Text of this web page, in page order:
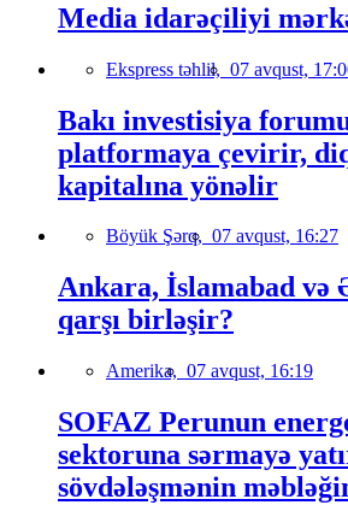
Media idarəçiliyi
Ekspress təhlil, 07 avqust,
Bakı investisiya
platformaya çevirir,
kapitalına yönəlir
Böyük Şərq, 07 avqust, 16:27
Ankara, İslamabad və
qarşı birləşir?
Amerika, 07 avqust, 16:19
SOFAZ Perunun
sektoruna sərmayə
sövdələşmənin